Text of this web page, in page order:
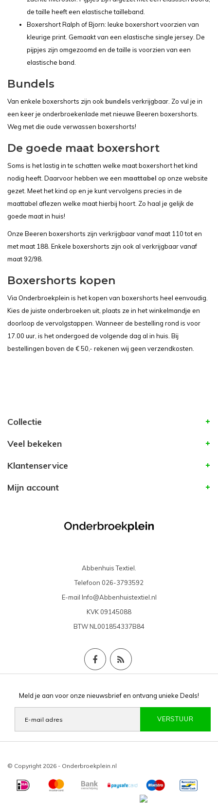
de taille heeft een elastische tailleband.
Boxershort Ralph of Bjorn: leuke boxershort voorzien van
kleurige print. Gemaakt van een elastische single jersey. De
pijpjes zijn omgezoomd en de taille is voorzien van een
elastische band.
Bundels
Van enkele boxershorts zijn ook bundelsverkrijgbaar. Zo vul je in
een keer je onderbroekenlade met nieuwe Beeren boxershorts.
Weg met die oude verwassen boxershorts!
De goede maat boxershort
Soms is het lastig in te schatten welke maat boxershort het kind
nodig heeft. Daarvoor hebben we een maattabel op onze website
gezet. Meet het kind op en je kunt vervolgens precies in de
maattabel aflezen welke maat hierbij hoort. Zo haal je gelijk de
goede maat in huis!
Onze Beeren boxershorts zijn verkrijgbaar vanaf maat 110 tot en
met maat 188. Enkele boxershorts zijn ook al verkrijgbaar vanaf
maat 92/98.
Boxershorts kopen
Via Onderbroekplein is het kopen van boxershorts heel eenvoudig.
Kies de juiste onderbroeken uit, plaats ze in het winkelmandje en
doorloop de vervolgstappen. Wanneer de bestelling rond is voor
17.00 uur, is het ondergoed de volgende dag al in huis. Bij
bestellingen boven de € 50,- rekenen wij geen verzendkosten.
Collectie
Veel bekeken
Klantenservice
Mijn account
Abbenhuis Textiel.
Telefoon 026-3793592
E-mail Info@Abbenhuistextiel.nl
KVK 09145088
BTWNL001854337B84
Meld je aan voor onze nieuwsbrief en ontvang unieke Deals!
VERSTUUR
© Copyright 2026 - Onderbroekplein.nl